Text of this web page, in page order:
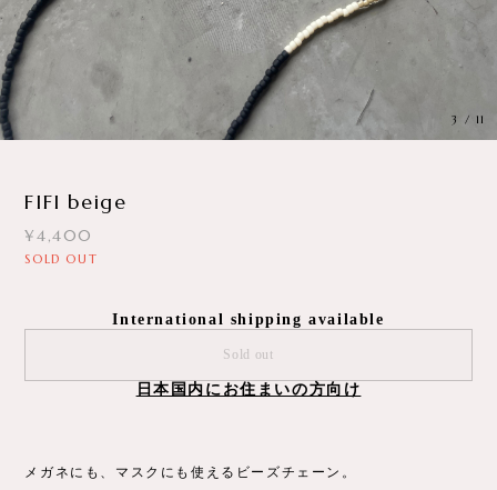
3 / 11
FIFI beige
¥4,400
SOLD OUT
International shipping available
Sold out
日本国内にお住まいの方向け
メガネにも、マスクにも使えるビーズチェーン。